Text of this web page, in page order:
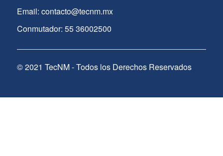
Email: contacto@tecnm.mx
Conmutador: 55 36002500
© 2021 TecNM - Todos los Derechos Reservados